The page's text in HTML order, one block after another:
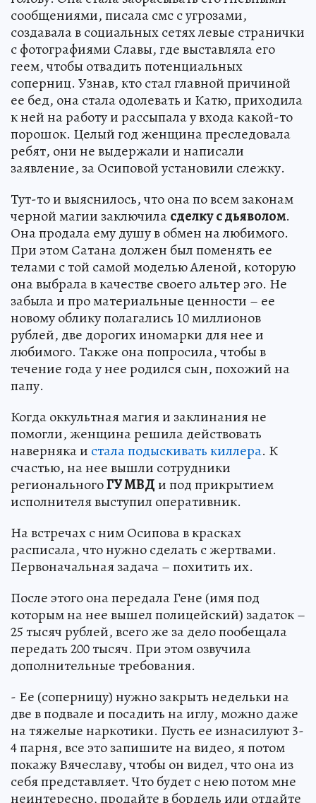
сообщениями, писала смс с угрозами,
создавала в социальных сетях левые странички
с фотографиями Славы, где выставляла его
геем, чтобы отвадить потенциальных
соперниц. Узнав, кто стал главной причиной
ее бед, она стала одолевать и Катю, приходила
к ней на работу и рассыпала у входа какой-то
порошок. Целый год женщина преследовала
ребят, они не выдержали и написали
заявление, за Осиповой установили слежку.
Тут-то и выяснилось, что она по всем законам
черной магии заключиласделку с дьяволом.
Она продала ему душу в обмен на любимого.
При этом Сатана должен был поменять ее
телами с той самой моделью Аленой, которую
она выбрала в качестве своего альтер эго. Не
забыла и про материальные ценности – ее
новому облику полагались 10 миллионов
рублей, две дорогих иномарки для нее и
любимого. Также она попросила, чтобы в
течение года у нее родился сын, похожий на
папу.
Когда оккультная магия и заклинания не
помогли, женщина решила действовать
наверняка и стала подыскивать киллера. К
счастью, на нее вышли сотрудники
региональногоГУ МВДи под прикрытием
исполнителя выступил оперативник.
На встречах с ним Осипова в красках
расписала, что нужно сделать с жертвами.
Первоначальная задача – похитить их.
После этого она передала Гене (имя под
которым на нее вышел полицейский) задаток –
25 тысяч рублей, всего же за дело пообещала
передать 200 тысяч. При этом озвучила
дополнительные требования.
- Ее (соперницу) нужно закрыть недельки на
две в подвале и посадить на иглу, можно даже
на тяжелые наркотики. Пусть ее изнасилуют 3-
4 парня, все это запишите на видео, я потом
покажу Вячеславу, чтобы он видел, что она из
себя представляет. Что будет с нею потом мне
неинтересно, продайте в бордель или отдайте